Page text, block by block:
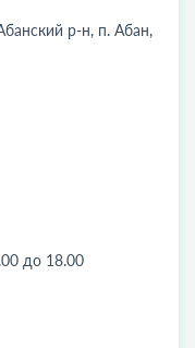
р-н, п. Абан,
до 18.00